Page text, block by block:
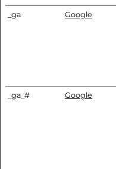
_ga
Google
_ga_# Google